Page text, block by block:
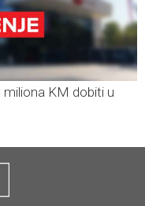
KM dobiti u